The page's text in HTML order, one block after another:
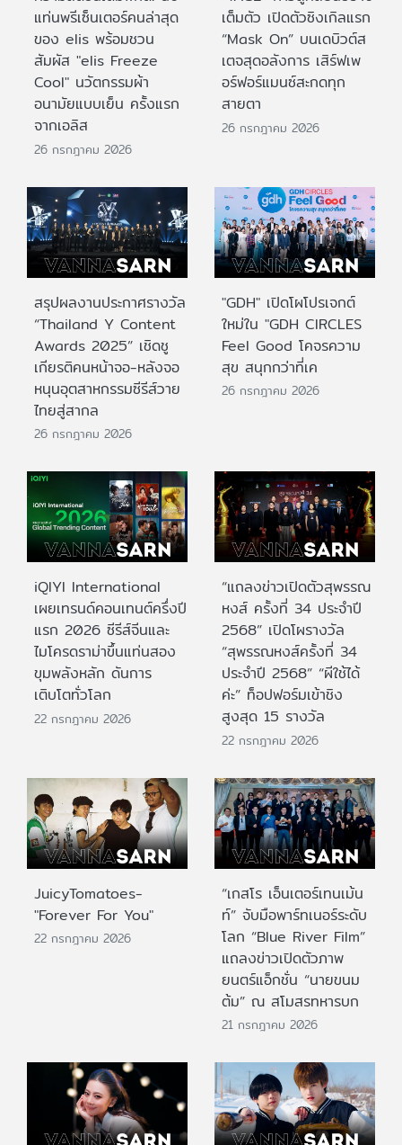
แท่นพรีเซ็นเตอร์คนล่าสุด
ของ elis พร้อมชวน
สัมผัส "elis Freeze
Cool" นวัตกรรมผ้า
อนามัยแบบเย็น ครั้งแรก
จากเอลิส
26 กรกฎาคม 2026
เต็มตัว เปิดตัวซิงเกิลแรก
“Mask On” บนเดบิวต์ส
เตจสุดอลังการ เสิร์ฟเพ
อร์ฟอร์แมนซ์สะกดทุก
สายตา
26 กรกฎาคม 2026
สรุปผลงานประกาศรางวัล
“Thailand Y Content
Awards 2025” เชิดชู
เกียรติคนหน้าจอ-หลังจอ
หนุนอุตสาหกรรมซีรีส์วาย
ไทยสู่สากล
26 กรกฎาคม 2026
"GDH" เปิดโผโปรเจกต์
ใหม่ใน "GDH CIRCLES
Feel Good โคจรความ
สุข สนุกกว่าที่เค
26 กรกฎาคม 2026
iQIYI International
เผยเทรนด์คอนเทนต์ครึ่งปี
แรก 2026 ซีรีส์จีนและ
ไมโครดราม่าขึ้นแท่นสอง
ขุมพลังหลัก ดันการ
เติบโตทั่วโลก
22 กรกฎาคม 2026
“แถลงข่าวเปิดตัวสุพรรณ
หงส์ ครั้งที่ 34 ประจำปี
2568” เปิดโผรางวัล
“สุพรรณหงส์ครั้งที่ 34
ประจำปี 2568” “ผีใช้ได้
ค่ะ” ท็อปฟอร์มเข้าชิง
สูงสุด 15 รางวัล
22 กรกฎาคม 2026
JuicyTomatoes-
"Forever For You"
22 กรกฎาคม 2026
“เกสโร เอ็นเตอร์เทนเม้น
ท์” จับมือพาร์ทเนอร์ระดับ
โลก “Blue River Film”
แถลงข่าวเปิดตัวภาพ
ยนตร์แอ็กชั่น “นายขนม
ต้ม” ณ สโมสรทหารบก
21 กรกฎาคม 2026